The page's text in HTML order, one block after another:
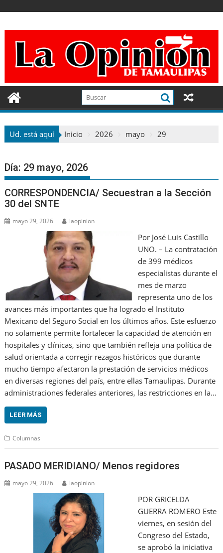
contenido
Ud. está aquí Inicio 2026 mayo 29
Día: 29 mayo, 2026
CORRESPONDENCIA/ Secuestran a la Sección
30 del SNTE
mayo 29, 2026 laopinion
Por José Luis Castillo
UNO. – La contratación
de 399 médicos
especialistas durante el
mes de marzo
representa uno de los
avances más importantes que ha logrado el Instituto
Mexicano del Seguro Social en los últimos años. Este esfuerzo
no solamente permite fortalecer la capacidad de atención en
hospitales y clínicas, sino que también refleja una política de
salud orientada a corregir rezagos históricos que durante
mucho tiempo afectaron la prestación de servicios médicos
en diversas regiones del país, entre ellas Tamaulipas. Durante
administraciones federales anteriores, las restricciones en la…
LEER MÁS
Columnas
PASADO MERIDIANO/ Menos regidores
mayo 29, 2026 laopinion
POR GRICELDA
GUERRA ROMERO Este
viernes, en sesión del
Congreso del Estado,
se aprobó la iniciativa